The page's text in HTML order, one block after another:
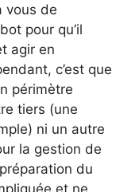
vous de
pour qu’il
agir en
c’est que
périmètre
tiers (une
ni un autre
la gestion de
du
et ne